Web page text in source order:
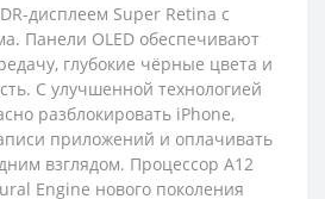
дисплеем Super Retina с
Панели OLED обеспечивают
глубокие чёрные цвета и
С улучшенной технологией
разблокировать iPhone,
приложений и оплачивать
взглядом. Процессор A12
Engine нового поколения